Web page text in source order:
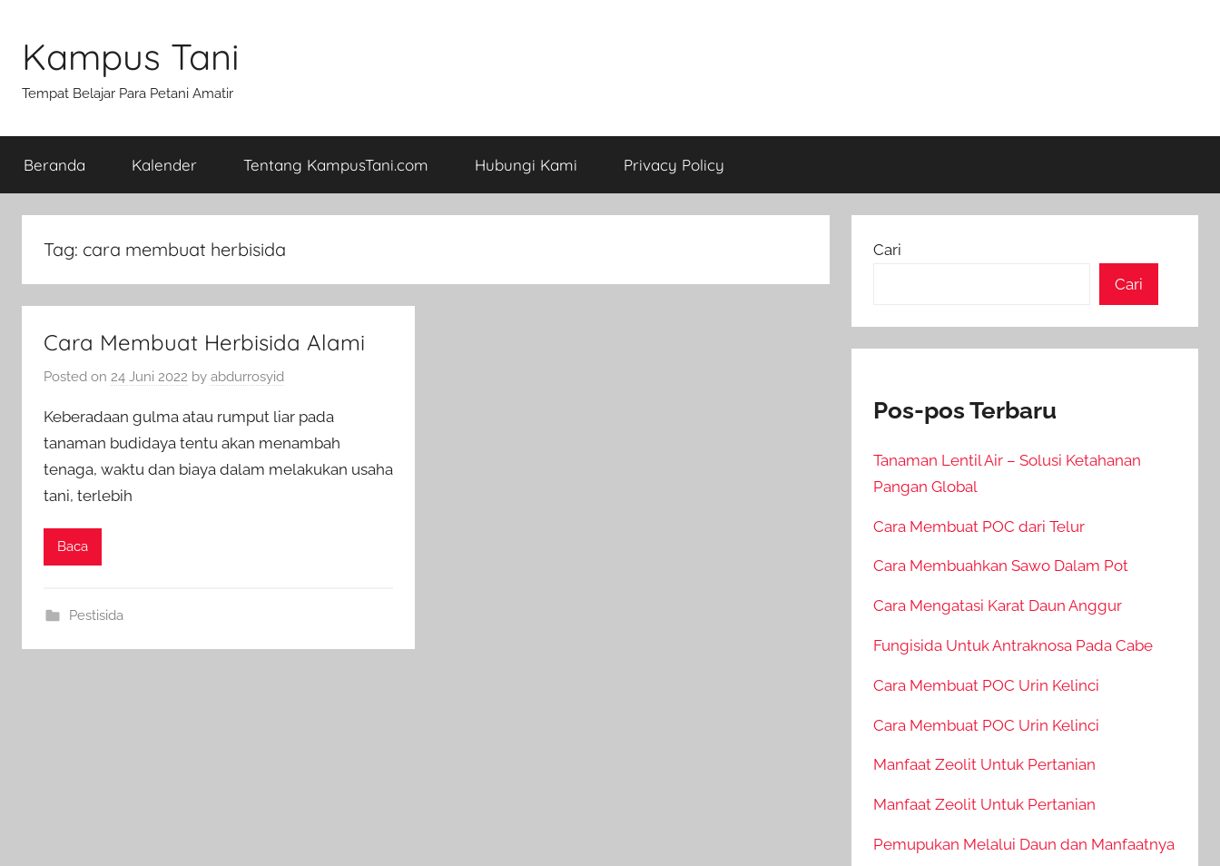
content
Kampus Tani
Tempat Belajar Para Petani Amatir
Beranda Kalender Tentang KampusTani.com Hubungi Kami Privacy Policy
Tag: cara membuat herbisida
Cara Membuat Herbisida Alami
Posted on 24 Juni 2022 by abdurrosyid
Keberadaan gulma atau rumput liar pada
tanaman budidaya tentu akan menambah
tenaga, waktu dan biaya dalam melakukan usaha
tani, terlebih
Baca
Pestisida
Cari
Cari
Pos-pos Terbaru
Tanaman Lentil Air – Solusi Ketahanan
Pangan Global
Cara Membuat POC dari Telur
Cara Membuahkan Sawo Dalam Pot
Cara Mengatasi Karat Daun Anggur
Fungisida Untuk Antraknosa Pada Cabe
Cara Membuat POC Urin Kelinci
Cara Membuat POC Urin Kelinci
Manfaat Zeolit Untuk Pertanian
Manfaat Zeolit Untuk Pertanian
Pemupukan Melalui Daun dan Manfaatnya